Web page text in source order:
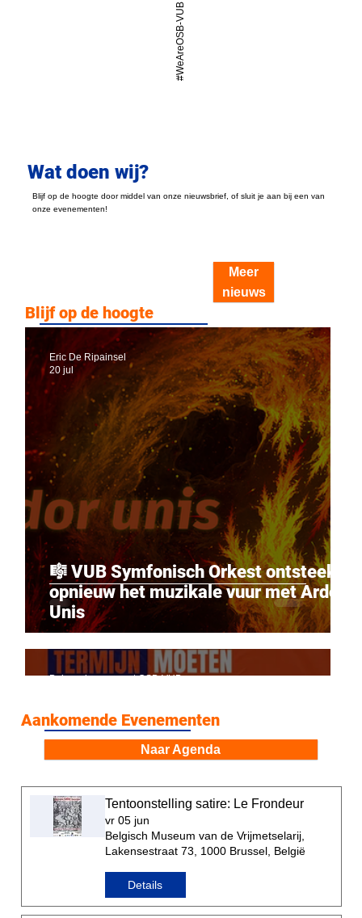
#WeAreOSB-VUB
Wat doen wij?
Blijf op de hoogte door middel van onze nieuwsbrief, of sluit je aan bij een van
onze evenementen!
Meer
nieuws
Blijf op de hoogte
🎼 VUB Symfonisch Orkest ontsteekt
opnieuw het muzikale vuur met Ardor
Unis
Eric De Ripainsel
20 jul
Tijd voor verandering: waarom België
werk moet maken van toegankelijke
Beheerdersaccount OSB-VUB
Aankomende Evenementen
Naar Agenda
Tentoonstelling satire: Le Frondeur
vr 05 jun
Belgisch Museum van de Vrijmetselarij,
Lakensestraat 73, 1000 Brussel, België
Details